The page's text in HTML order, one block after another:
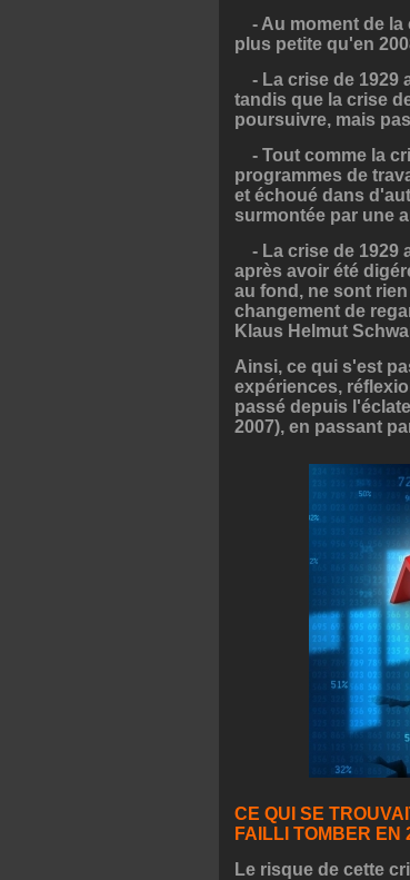
- Au moment de la
plus petite qu'en
- La crise de 1929
tandis que la crise
poursuivre, mais
- Tout comme la
programmes de
et échoué dans
surmontée par une
- La crise de 1929
après avoir été
au fond, ne sont
changement de
Klaus Helmut
Ainsi, ce qui s'est
expériences,
passé depuis
2007), en passant
CE QUI SE
FAILLI TOMBER EN
Le risque de cette